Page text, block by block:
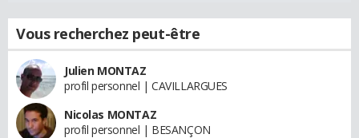
Vous recherchez peut-être
Julien MONTAZ
profil personnel | CAVILLARGUES
Nicolas MONTAZ
profil personnel | BESANÇON